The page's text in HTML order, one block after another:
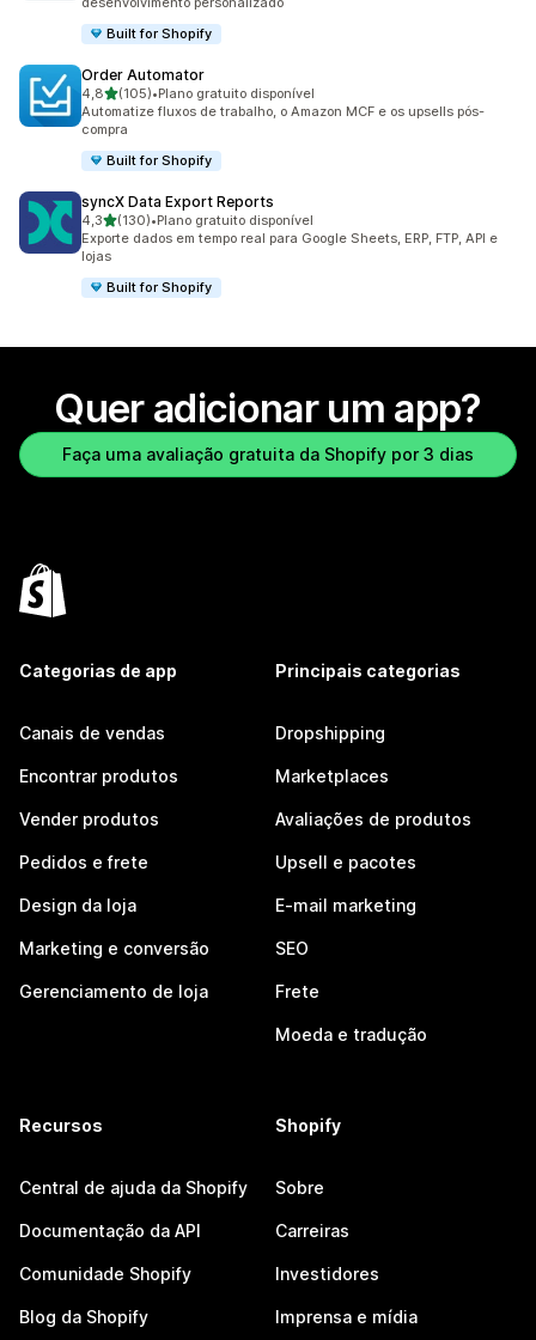
Built for Shopify
Order Automator
4,8de 5 estrelas
(105)
105 avaliações ao todo
•Plano gratuito disponível
Automatize fluxos de trabalho, o Amazon MCF e os upsells pós-
compra
Built for Shopify
syncX Data Export Reports
4,3de 5 estrelas
(130)
130 avaliações ao todo
•Plano gratuito disponível
Exporte dados em tempo real para Google Sheets, ERP, FTP, API e
lojas
Built for Shopify
Quer adicionar um app?
Faça uma avaliação gratuita da Shopify por 3 dias
Categorias de app
Canais de vendas
Encontrar produtos
Vender produtos
Pedidos e frete
Design da loja
Marketing e conversão
Gerenciamento de loja
Principais categorias
Dropshipping
Marketplaces
Avaliações de produtos
Upsell e pacotes
E-mail marketing
SEO
Frete
Moeda e tradução
Recursos
Central de ajuda da Shopify
Documentação da API
Comunidade Shopify
Blog da Shopify
Shopify
Sobre
Carreiras
Investidores
Imprensa e mídia